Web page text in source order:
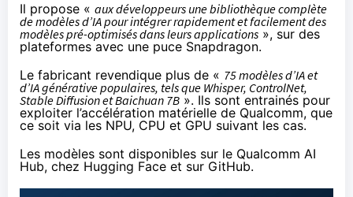
Il propose « aux développeurs une bibliothèque complète
de modèles d’IA pour intégrer rapidement et facilement des
modèles pré-optimisés dans leurs applications », sur des
plateformes avec une puce Snapdragon.
Le fabricant revendique plus de « 75 modèles d’IA et
d’IA générative populaires, tels que Whisper, ControlNet,
Stable Diffusion et Baichuan 7B ». Ils sont entrainés pour
exploiter l’accélération matérielle de Qualcomm, que
ce soit via les NPU, CPU et GPU suivant les cas.
Les modèles sont disponibles sur le Qualcomm AI
Hub, chez Hugging Face et sur GitHub.